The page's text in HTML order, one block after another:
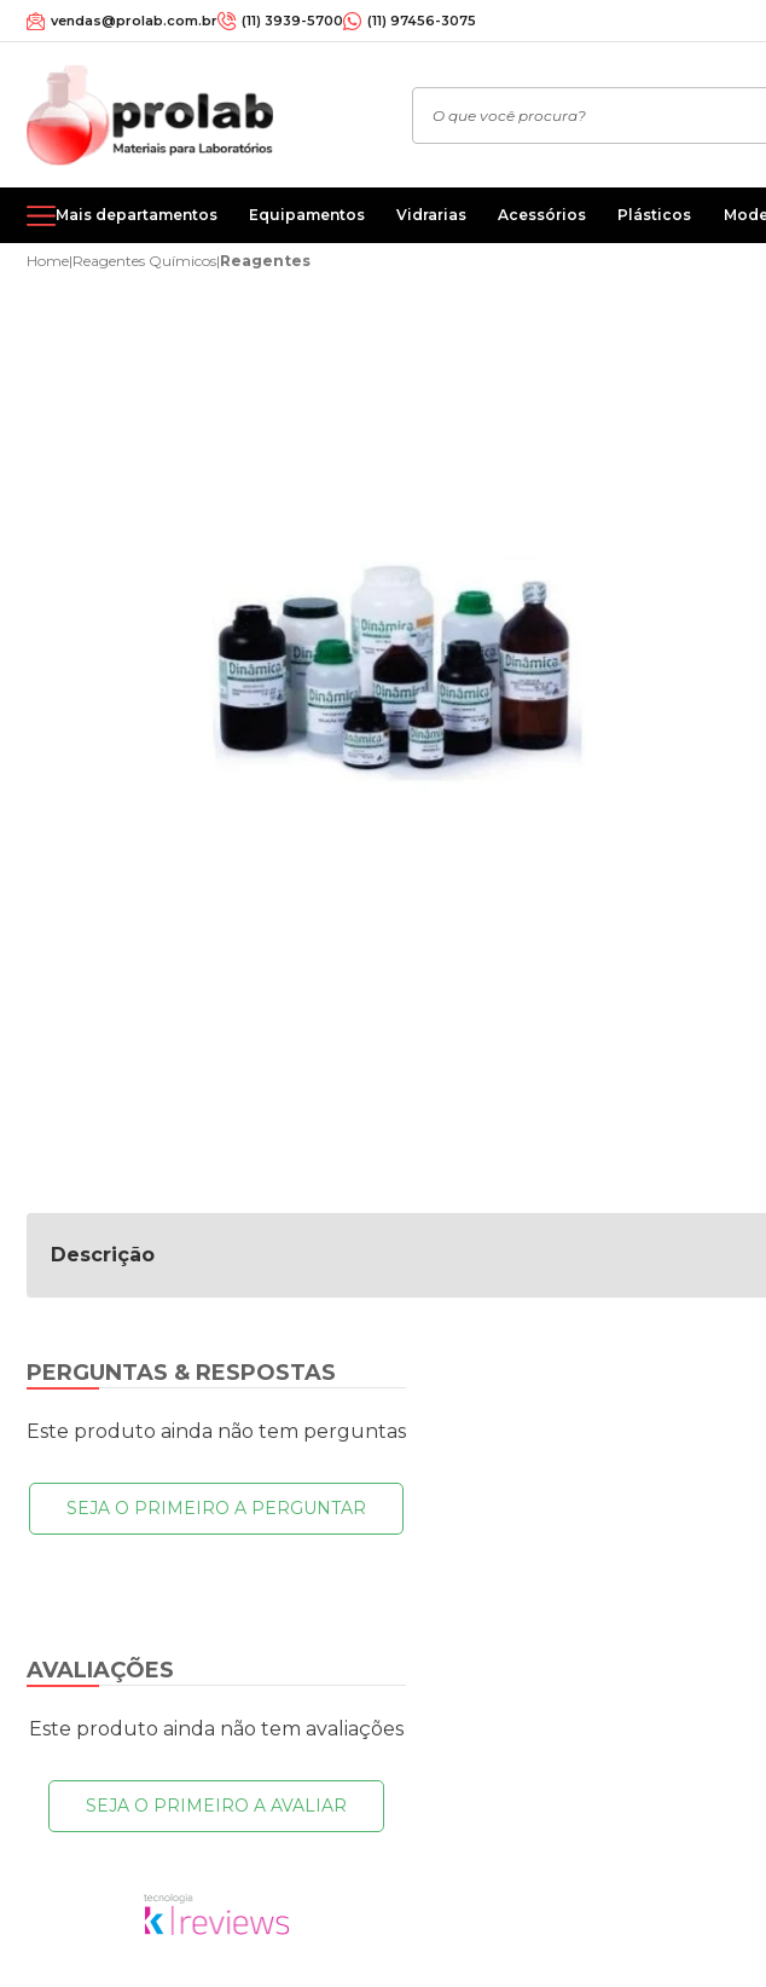
vendas@prolab.com.br (11) 3939-5700 (11) 97456-3075
Mais departamentos Equipamentos Vidrarias Acessórios Plásticos
Home|Reagentes Químicos|Reagentes
Descrição
AVALIAÇÕES
Este produto ainda não tem avaliações
SEJA O PRIMEIRO A AVALIAR
PERGUNTAS & RESPOSTAS
Este produto ainda não tem perguntas
SEJA O PRIMEIRO A PERGUNTAR